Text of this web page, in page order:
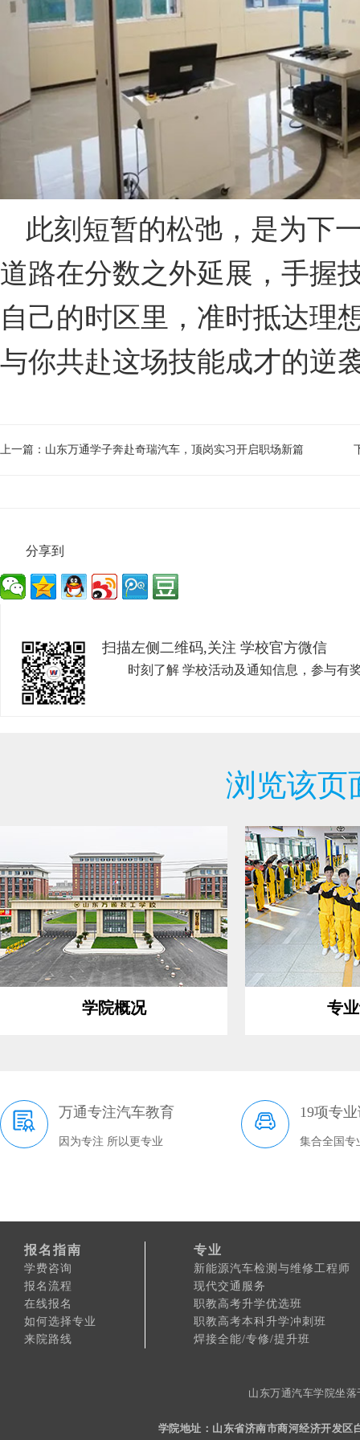
此刻短暂的松弛，是为下
道路在分数之外延展，手握
自己的时区里，准时抵达理
与你共赴这场技能成才的逆
上一篇： 山东万通学子奔赴奇瑞汽车，顶岗实习开启职场新篇
分享到
扫描左侧二维码,关注 学校官方微信
时刻了解 学校活动及通知信息，参与有
浏览该页
学院概况 专
万通专注汽车教育
因为专注 所以更专业
19项专
集合全国专
报名指南
学费咨询
报名流程
在线报名
如何选择专业
来院路线
专业
新能源汽车检测与维修工程师
现代交通服务
职教高考升学优选班
职教高考本科升学冲刺班
焊接全能/专修/提升班
山东万通汽车学院坐
学院地址：山东省济南市商河经济开发区